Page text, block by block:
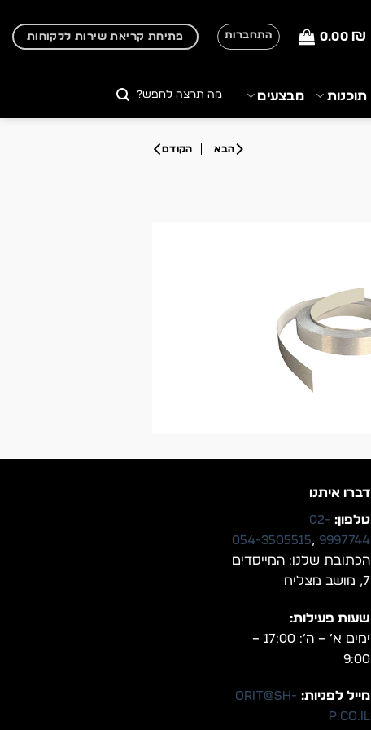
0.00 ₪ התחברות פתיחת קריאת שירות ללקוחות
תוכנות מבצעים
דברו איתנו
טלפון: 02-
9997744
,
054-3505515
הכתובת שלנו: המייסדים
7, מושב מצליח
שעות פעילות:
ימים א’ – ה’: 17:00 –
9:00
מייל לפניות: orit@sh-
p.co.il